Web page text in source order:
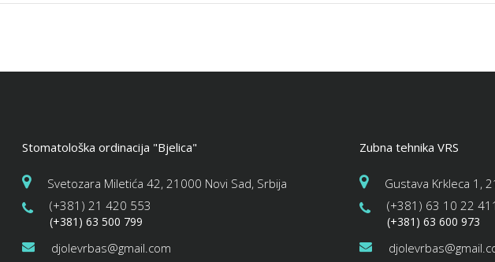
Stomatološka ordinacija "Bjelica"
Svetozara Miletića 42, 21000 Novi Sad, Srbija
(+381) 21 420 553
(+381) 63 500 799
djolevrbas@gmail.com
Zubna tehnika VRS
Gustava Krkleca 1,
(+381) 63 10 22 411
(+381) 63 600 973